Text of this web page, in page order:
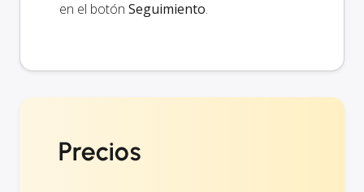
en el botón Seguimiento.
Precios